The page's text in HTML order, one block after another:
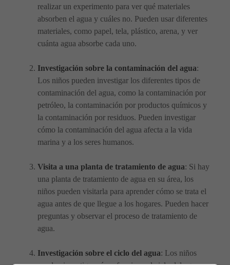
realizar un experimento para ver qué materiales
absorben el agua y cuáles no. Pueden usar diferentes
materiales, como papel, tela, plástico, arena, y ver
cuánta agua absorbe cada uno.
Investigación sobre la contaminación del agua:
Los niños pueden investigar los diferentes tipos de
contaminación del agua, como la contaminación por
petróleo, la contaminación por productos químicos y
la contaminación por residuos. Pueden investigar
cómo la contaminación del agua afecta a la vida
marina y a los seres humanos.
Visita a una planta de tratamiento de agua: Si hay
una planta de tratamiento de agua en su área, los
niños pueden visitarla para aprender cómo se trata el
agua antes de que llegue a los hogares. Pueden hacer
preguntas y observar el proceso de tratamiento de
agua.
Investigación sobre el ciclo del agua: Los niños